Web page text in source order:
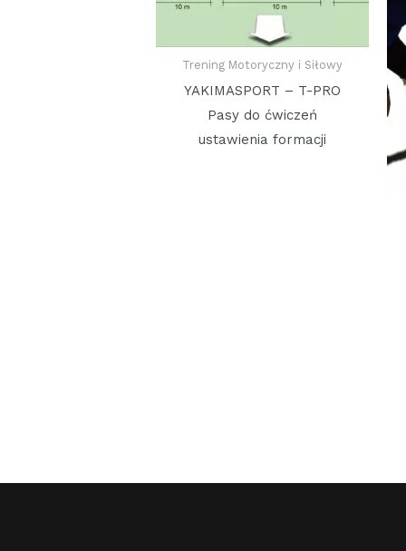
Trening Motoryczny i Siłowy
YAKIMASPORT – T-PRO
Pasy do ćwiczeń
ustawienia formacji